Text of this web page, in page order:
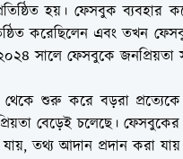
হয়। ফেসবুক ব্যবহার
করেছিলেন এবং তখন
সালে ফেসবুকে জনপ্রিয়তা
থেকে শুরু করে বড়রা
বেড়েই চলেছে।
তথ্য আদান প্রদান করা